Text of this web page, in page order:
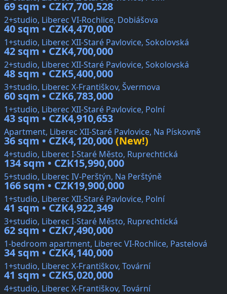
69 sqm • CZK7,700,528
2+studio, Liberec VI-Rochlice, Dobiášova
40 sqm • CZK4,470,000
1+studio, Liberec XII-Staré Pavlovice, Sokolovská
42 sqm • CZK4,700,000
2+studio, Liberec XII-Staré Pavlovice, Sokolovská
48 sqm • CZK5,400,000
3+studio, Liberec X-Františkov, Švermova
60 sqm • CZK6,783,000
1+studio, Liberec XII-Staré Pavlovice, Polní
43 sqm • CZK4,910,653
Apartment, Liberec XII-Staré Pavlovice, Na Pískovně
36 sqm • CZK4,120,000(New!)
4+studio, Liberec I-Staré Město, Ruprechtická
134 sqm • CZK15,990,000
5+studio, Liberec IV-Perštýn, Na Perštýně
166 sqm • CZK19,900,000
1+studio, Liberec XII-Staré Pavlovice, Polní
41 sqm • CZK4,922,349
3+studio, Liberec I-Staré Město, Ruprechtická
62 sqm • CZK7,490,000
1-bedroom apartment, Liberec VI-Rochlice, Pastelová
34 sqm • CZK4,140,000
1+studio, Liberec X-Františkov, Tovární
41 sqm • CZK5,020,000
4+studio, Liberec X-Františkov, Tovární